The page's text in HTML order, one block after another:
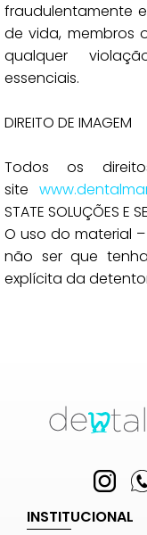
fraudulentamente
de vida, membros
qualquer
essenciais.
DIREITO DE IMAGEM
Todos os
site
STATE SOLUÇÕES E
O uso do material
não ser que
explícita da
INSTITUCIONAL